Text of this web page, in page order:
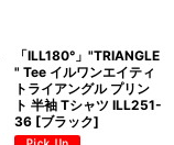
「ILL180°」"TRIANGLE
" Tee イルワンエイティ
トライアングル プリン
ト 半袖 Tシャツ ILL251-
36 [ブラック]